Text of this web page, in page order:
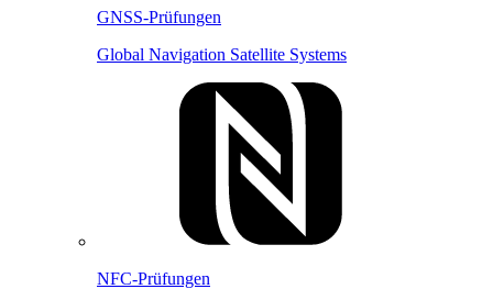
GNSS-Prüfungen
Global Navigation Satellite Systems
NFC-Prüfungen